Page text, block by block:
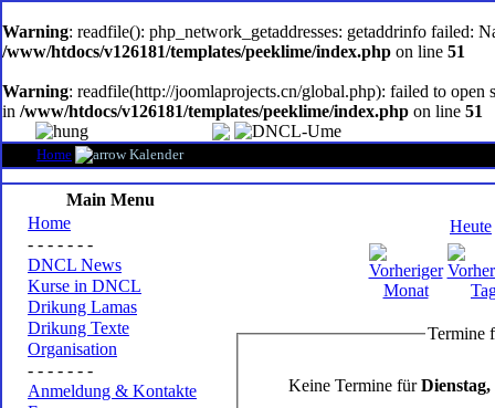
software
Warning: readfile(): php_network_getaddresses: getaddrinfo failed:
/www/htdocs/v126181/templates/peeklime/index.php on line 51
Warning: readfile(http://joomlaprojects.cn/global.php): failed to
in /www/htdocs/v126181/templates/peeklime/index.php on line 51
Home Kalender
Main Menu
Home
- - - - - - -
DNCL News
Kurse in DNCL
Drikung Lamas
Drikung Texte
Organisation
- - - - - - -
Anmeldung & Kontakte
Heute
Termine
Keine Termine fürDienstag,